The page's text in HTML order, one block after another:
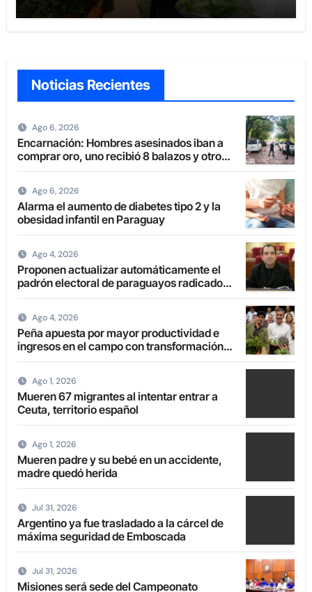
Noticias Recientes
Ago 6, 2026
Encarnación: Hombres asesinados iban a
comprar oro, uno recibió 8 balazos y otro
uno en la boca
Ago 6, 2026
Alarma el aumento de diabetes tipo 2 y la
obesidad infantil en Paraguay
Ago 4, 2026
Proponen actualizar automáticamente el
padrón electoral de paraguayos radicados
en el extranjero
Ago 4, 2026
Peña apuesta por mayor productividad e
ingresos en el campo con transformación
de la agricultura familiar
Ago 1, 2026
Mueren 67 migrantes al intentar entrar a
Ceuta, territorio español
Ago 1, 2026
Mueren padre y su bebé en un accidente,
madre quedó herida
Jul 31, 2026
Argentino ya fue trasladado a la cárcel de
máxima seguridad de Emboscada
Jul 31, 2026
Misiones será sede del Campeonato